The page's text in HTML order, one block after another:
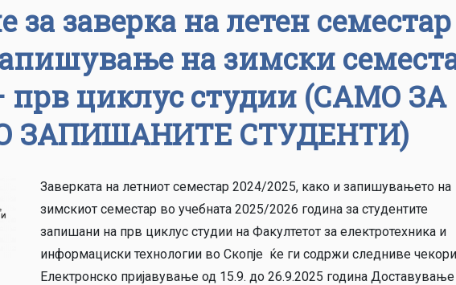
за заверка на летен семестар
на зимски
прв циклус студии (САМО ЗА
ЗАПИШАНИТЕ СТУДЕНТИ)
Заверката на летниот семестар 2024/2025, како и запишувањето на
зимскиот семестар во учебната 2025/2026 година за студентите
запишани на прв циклус студии на Факултетот за електротехника и
информациски технологии во Скоп­­­је ќе ги содржи следниве
Електронско пријавување од 15.9. до 26.9.2025 година Доставување